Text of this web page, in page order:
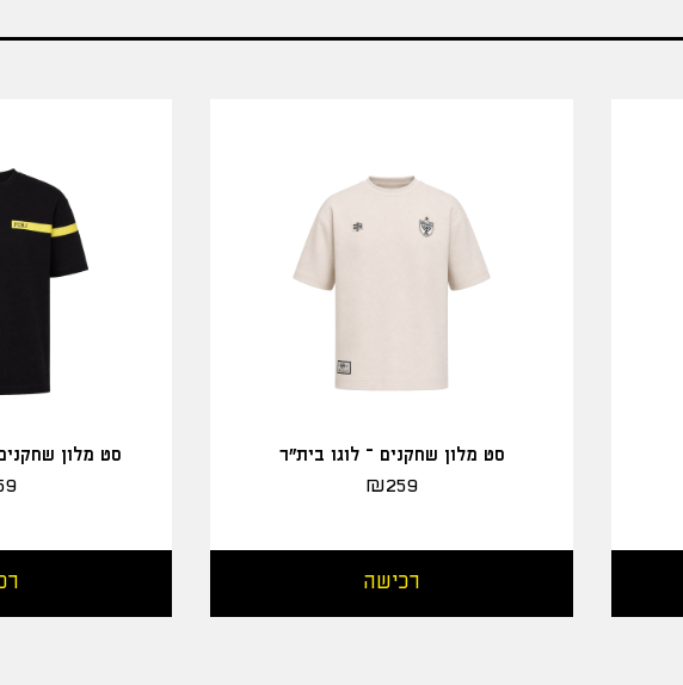
סט מלון שחקנים – לוגו בית"ר
₪259
רכישה
סט מלון